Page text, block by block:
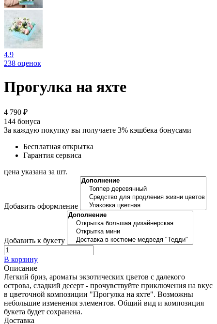
4.9
238 оценок
Прогулка на яхте
4 790 ₽
144 бонуса
За каждую покупку вы получаете 3% кэшбека бонусами
Бесплатная открытка
Гарантия сервиса
цена указана за шт.
Добавить оформление
Добавить к букету
В корзину
Описание
Легкий бриз, ароматы экзотических цветов с далекого
острова, сладкий десерт - прочувствуйте приключения на вкус
в цветочной композиции "Прогулка на яхте". Возможны
небольшие изменения элементов. Общий вид и композиция
букета будет сохранена.
Доставка